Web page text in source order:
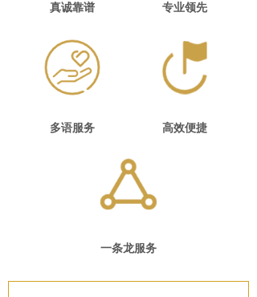
真诚靠谱 专业领先
多语服务 高效便捷
一条龙服务